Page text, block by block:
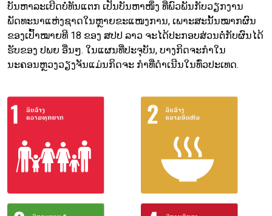
ບັນຫາລະເບີດບໍ່ທັນແຕກ ເປັນບັນຫາໜຶ່ງ ທີ່ພົວພັນກັບວຽກງານ
ພັດທະນາແຫ່ງຊາດໃນຫຼາຍຂະແໜງການ, ເພາະສະນັ້ນໝາກຜົນ
ຂອງເປົ້າໝາຍທີ 18 ຂອງ ສປປ ລາວ ຈະໄດ້ປະກອບສ່ວນຕໍ່ກັບຜົນໄດ້
ຮັບຂອງ ປພຍ ອື່ນໆ. ໃນແຜນທີ່ປະຈຸບັນ, ບາງກິດຈະກຳໃນ
ນະຄອນຫຼວງວຽງຈັນແມ່ນກິດຈະ ກຳທີ່ດຳເນີນໃນທົ່ວປະເທດ.